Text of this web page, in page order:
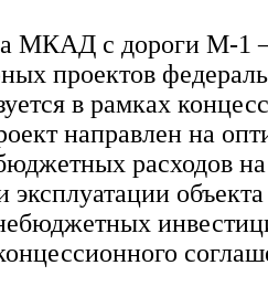
МКАД с дороги М-1
проектов
в рамках
направлен на
расходов на
эксплуатации объекта